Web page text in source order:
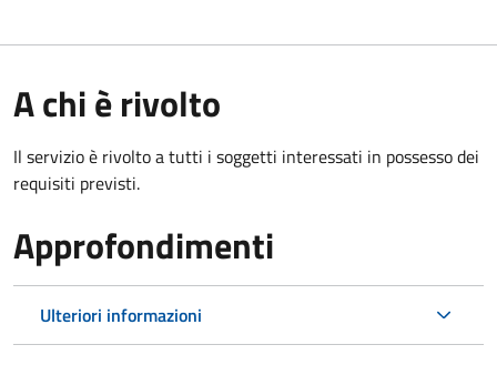
A chi è rivolto
Il servizio è rivolto a tutti i soggetti interessati in possesso dei
requisiti previsti.
Approfondimenti
Ulteriori informazioni